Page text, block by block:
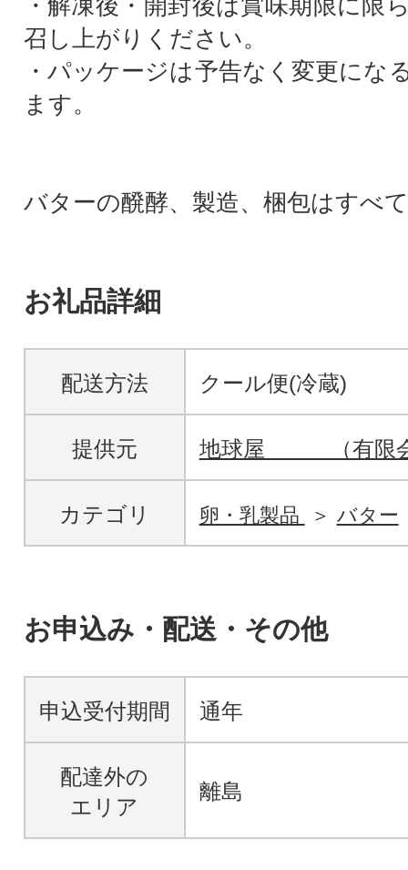
召し上がりください。
・パッケージは予告なく変更にな
ます。
バターの醗酵、製造、梱包はすべ
お礼品詳細
配送方法 クール便(冷蔵)
提供元 地球屋 （有限
カテゴリ 卵・乳製品 バター
お申込み・配送・その他
申込受付期間 通年
配達外の
エリア
離島